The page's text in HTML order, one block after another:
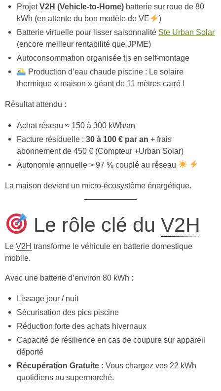
ProjetV2H (Vehicle-to-Home) batterie sur roue de 80
kWh (en attente du bon modèle de VE
)
Batterie virtuelle pour lisser saisonnalité Ste Urban Solar
(encore meilleur rentabilité que JPME)
Autoconsommation organisée tjs en self-montage
Production d’eau chaude piscine : Le solaire
thermique « maison » géant de 11 mètres carré !
Résultat attendu :
Achat réseau ≈ 150 à 300 kWh/an
Facture résiduelle :30 à 100 € par an + frais
abonnement de 450 € (Compteur +Urban Solar)
Autonomie annuelle > 97 % couplé au réseau
La maison devient un micro-écosystème énergétique.
Le rôle clé du V2H
Le V2H transforme le véhicule en batterie domestique
mobile.
Avec une batterie d’environ 80 kWh :
Lissage jour / nuit
Sécurisation des pics piscine
Réduction forte des achats hivernaux
Capacité de résilience en cas de coupure sur appareil
déporté
Récupération Gratuite : Vous chargez vos 22 kWh
quotidiens au supermarché.